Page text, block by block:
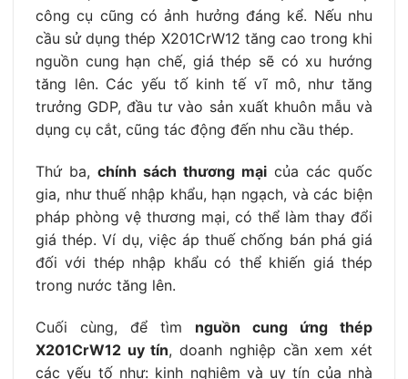
công cụ cũng có ảnh hưởng đáng kể. Nếu nhu
cầu sử dụng thép X201CrW12 tăng cao trong khi
nguồn cung hạn chế, giá thép sẽ có xu hướng
tăng lên. Các yếu tố kinh tế vĩ mô, như tăng
trưởng GDP, đầu tư vào sản xuất khuôn mẫu và
dụng cụ cắt, cũng tác động đến nhu cầu thép.
Thứ ba, chính sách thương mại của các quốc
gia, như thuế nhập khẩu, hạn ngạch, và các biện
pháp phòng vệ thương mại, có thể làm thay đổi
giá thép. Ví dụ, việc áp thuế chống bán phá giá
đối với thép nhập khẩu có thể khiến giá thép
trong nước tăng lên.
Cuối cùng, để tìm nguồn cung ứng thép
X201CrW12 uy tín, doanh nghiệp cần xem xét
các yếu tố như: kinh nghiệm và uy tín của nhà